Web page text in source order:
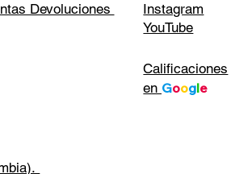
Devoluciones
Instagram
YouTube
Calificaciones
en Google